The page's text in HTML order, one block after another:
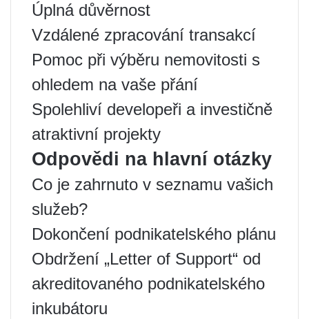
Úplná důvěrnost
Vzdálené zpracování transakcí
Pomoc při výběru nemovitosti s
ohledem na vaše přání
Spolehliví developeři a investičně
atraktivní projekty
Odpovědi na hlavní otázky
Co je zahrnuto v seznamu vašich
služeb?
Dokončení podnikatelského plánu
Obdržení „Letter of Support“ od
akreditovaného podnikatelského
inkubátoru